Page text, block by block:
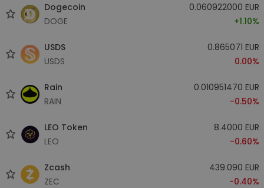
Dogecoin
DOGE
0.060922000 EUR
+1.10%
USDS
USDS
0.865071 EUR
0.00%
Rain
RAIN
0.010951470 EUR
-0.50%
LEO Token
LEO
8.4000 EUR
-0.60%
Zcash
ZEC
439.090 EUR
-0.40%